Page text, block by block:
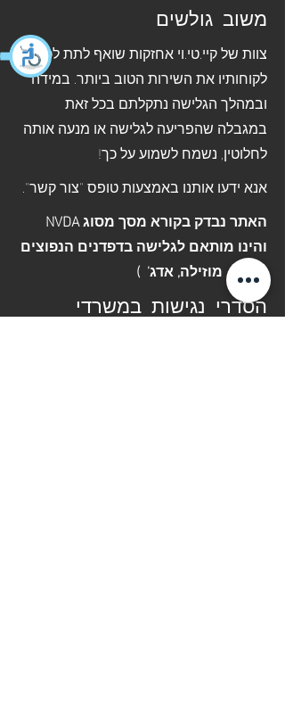
משוב גולשים
צוות של קיי.טי.וי אחזקות שואף לתת לכל
לקוחותיו את השירות הטוב ביותר. במידה
ובמהלך הגלישה נתקלתם בכל זאת
במגבלה שהפריעה לגלישה או מנעה אותה
לחלוטין, נשמח לשמוע על כך!
אנא ידעו אותנו באמצעות טופס "צור קשר".
האתר נבדק בקורא מסך מסוג NVDA
והינו מותאם לגלישה בדפדנים הנפוצים
( כרום, מוזילה, אדג' )
הסדרי נגישות במשרדי